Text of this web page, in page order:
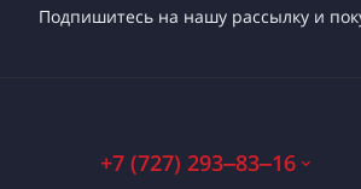
Подпишитесь на нашу рассылку и
+7 (727) 293‒83‒16